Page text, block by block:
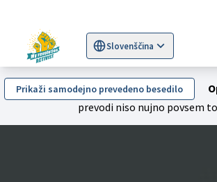
Slovenščina
Sprache wählen Choose
Prikaži samodejno prevedeno besedilo
prevodi niso nujno povsem